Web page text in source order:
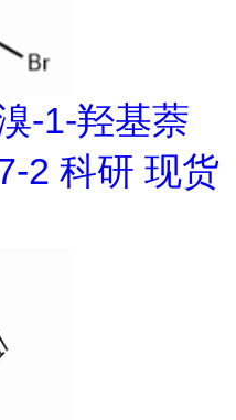
-1-羟基萘
2 科研 现货